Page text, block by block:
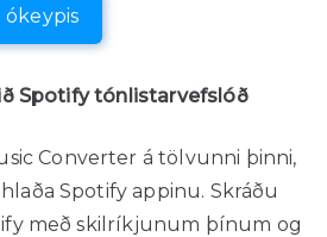
Spotify tónlistarvefslóð
Converter á tölvunni þinni,
Spotify appinu. Skráðu
með skilríkjunum þínum og